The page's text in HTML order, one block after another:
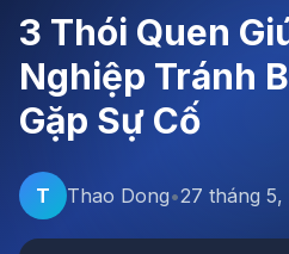
3 Thói Quen
Nghiệp Tránh
Gặp Sự Cố
T Thao Dong•27 tháng 5,